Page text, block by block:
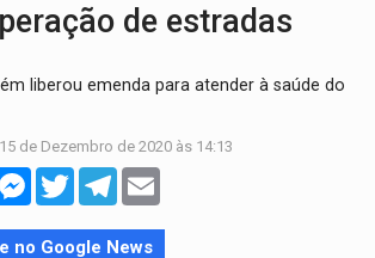
de estradas
liberou emenda para atender à saúde do
15 de Dezembro de 2020 às 14:13
Messenger
TwitterTelegram
no Google News